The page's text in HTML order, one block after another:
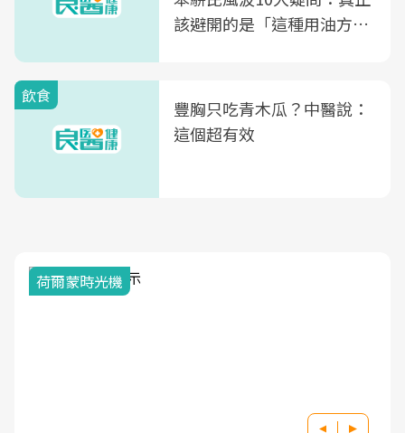
該避開的是「這種用油方
飲食
豐胸只吃青木瓜？中醫說：
這個超有效
荷爾蒙時光機